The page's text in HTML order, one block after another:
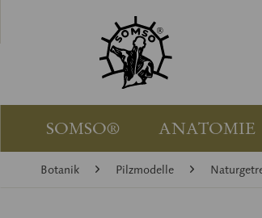
SOMSO® ANATOMIE
Botanik Pilzmodelle